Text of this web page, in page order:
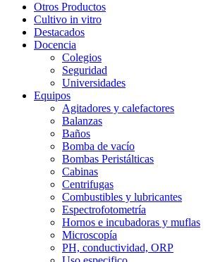
Otros Productos
Cultivo in vitro
Destacados
Docencia
Colegios
Seguridad
Universidades
Equipos
Agitadores y calefactores
Balanzas
Baños
Bomba de vacío
Bombas Peristálticas
Cabinas
Centrifugas
Combustibles y lubricantes
Espectrofotometría
Hornos e incubadoras y muflas
Microscopía
PH, conductividad, ORP